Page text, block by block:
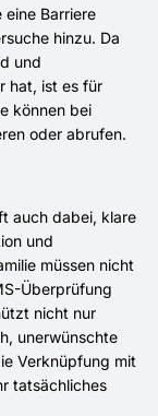
Barriere
hinzu. Da
und
hat, ist es für
können bei
oder abrufen.
auch dabei, klare
und
müssen nicht
Überprüfung
nicht nur
unerwünschte
Verknüpfung mit
tatsächliches